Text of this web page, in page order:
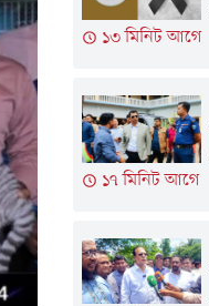
১৩ মিনিট আগে
১৭ মিনিট আগে